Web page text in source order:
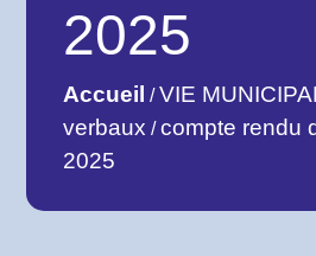
2025
Accueil /VIE
verbaux /compte rendu
2025